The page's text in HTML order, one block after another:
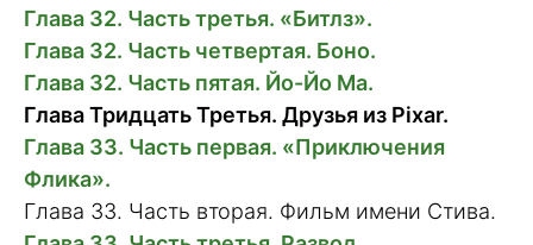
Глава 32. Часть третья. «Битлз».
Глава 32. Часть четвертая. Боно.
Глава 32. Часть пятая. Йо-Йо Ма.
Глава Тридцать Третья. Друзья из Pixar.
Глава 33. Часть первая. «Приключения
Флика».
Глава 33. Часть вторая. Фильм имени Стива.